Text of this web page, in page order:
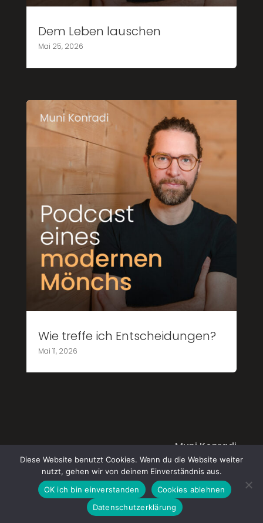
Dem Leben lauschen
Mai 25, 2026
Wie treffe ich Entscheidungen?
Mai 11, 2026
Muni Konradi
+49-(0)38424-224 225
kontakt@muni.de
Diese Website benutzt Cookies. Wenn du die Website weiter
nutzt, gehen wir von deinem Einverständnis aus.
OK ich bin einverstanden
Cookies ablehnen
Datenschutzerklärung